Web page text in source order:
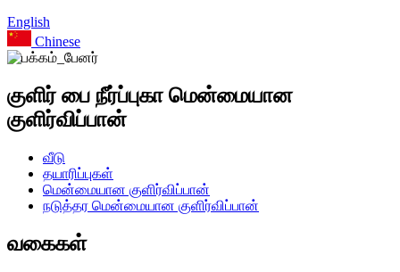
English
Chinese
குளிர் பை நீர்ப்புகா மென்மையான
குளிர்விப்பான்
வீடு
தயாரிப்புகள்
மென்மையான குளிர்விப்பான்
நடுத்தர மென்மையான குளிர்விப்பான்
வகைகள்